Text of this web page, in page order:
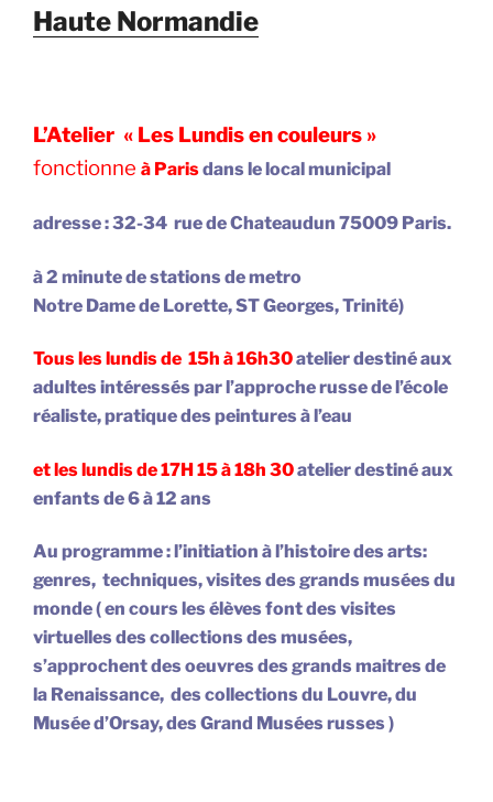
Haute Normandie
L’Atelier « Les Lundis en couleurs »
fonctionne à Parisdans le local municipal
adresse : 32-34 rue de Chateaudun 75009 Paris.
à 2 minute de stations de metro
Notre Dame de Lorette, ST Georges, Trinité)
Tous les lundis de 15h à 16h30atelier destiné aux
adultes intéressés par l’approche russe de l’école
réaliste, pratique des peintures à l’eau
et les lundis de 17H 15 à 18h 30atelier destiné aux
enfants de 6 à 12 ans
Au programme : l’initiation à l’histoire des arts:
genres, techniques, visites des grands musées du
monde ( en cours les élèves font des visites
virtuelles des collections des musées,
s’approchent des oeuvres des grands maitres de
la Renaissance, des collections du Louvre, du
Musée d’Orsay, des Grand Musées russes )